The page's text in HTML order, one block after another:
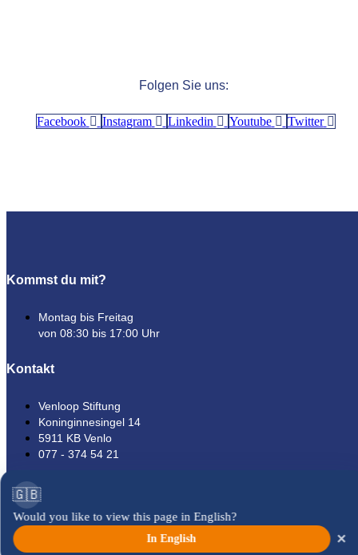
Folgen Sie uns:
Facebook Instagram Linkedin Youtube Twitter
Kommst du mit?
Montag bis Freitag
von 08:30 bis 17:00 Uhr
Kontakt
Venloop Stiftung
Koninginnesingel 14
5911 KB Venlo
077 - 374 54 21
Venloop
Laufen
🇬🇧
Would you like to view this page in English?
In English ×